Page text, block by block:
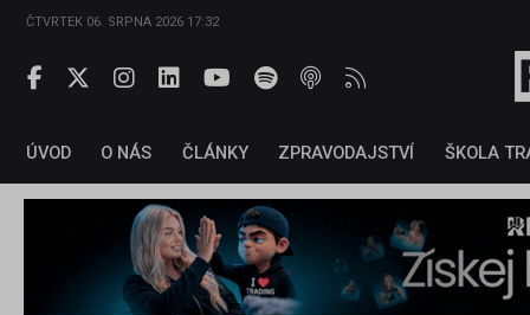
ČTVRTEK 06. SRPNA 2026 17:32
ÚVOD O NÁS ČLÁNKY ZPRAVODAJSTVÍ ŠKOLA